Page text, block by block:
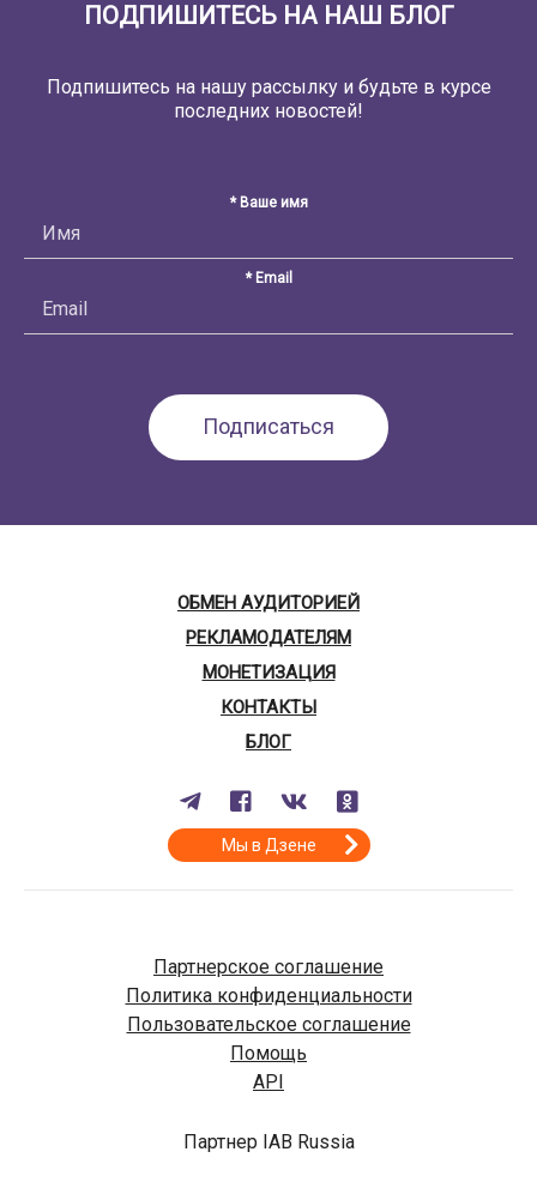
ПОДПИШИТЕСЬ НА НАШ БЛОГ
Подпишитесь на нашу рассылку и будьте в курсе
последних новостей!
* Ваше имя
* Email
ОБМЕН АУДИТОРИЕЙ
РЕКЛАМОДАТЕЛЯМ
МОНЕТИЗАЦИЯ
КОНТАКТЫ
БЛОГ
Мы в Дзене
Партнерское соглашение
Политика конфиденциальности
Пользовательское соглашение
Помощь
API
Партнер IAB Russia